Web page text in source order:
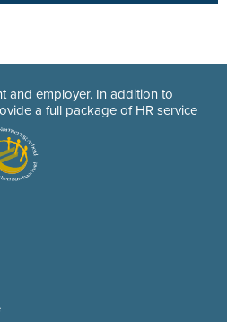
and employer. In addition to
a full package of HR service